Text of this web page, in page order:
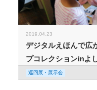
2019.04.23
デジタルえほんで広
プコレクションinよ
巡回展・展示会